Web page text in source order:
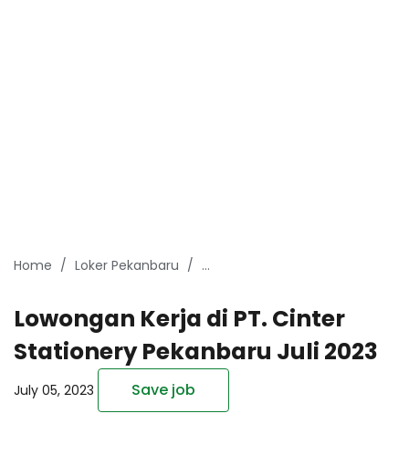
Home Loker Pekanbaru Lowongan Kerja Pekanbaru Juli
Lowongan Kerja di PT. Cinter
Stationery Pekanbaru Juli 2023
July 05, 2023 Save job